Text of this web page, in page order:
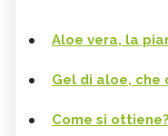
Aloe vera, la
Gel di aloe, che
Come si ottiene?